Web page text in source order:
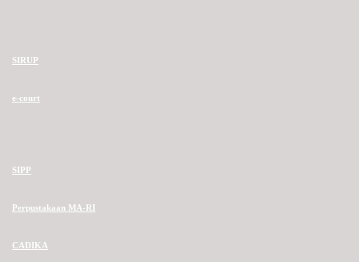
SIRUP
e-court
SIPP
Perpustakaan MA-RI
CADIKA